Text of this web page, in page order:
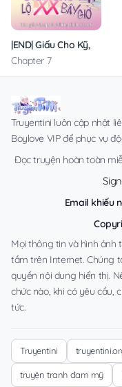
|END| Giấu Cho Kỹ, Lộ
Chapter 7
Truyentini luôn cập nhật
Boylove VIP để phục vụ
Đọc truyện hoàn toàn
Email khiếu
Mọi thông tin và hình ảnh
tầm trên Internet. Chúng
quyền nội dung hiển thị.
chức nào, khi có yêu cầu,
tức.
Truyentini
truyện tranh đam mỹ